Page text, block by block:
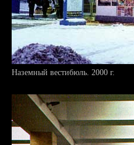
Наземный вестибюль. 2000 г.